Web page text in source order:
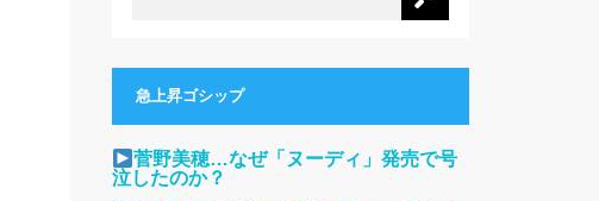
急上昇ゴシップ
菅野美穂…なぜ「ヌーディ」発売で号
泣したのか？